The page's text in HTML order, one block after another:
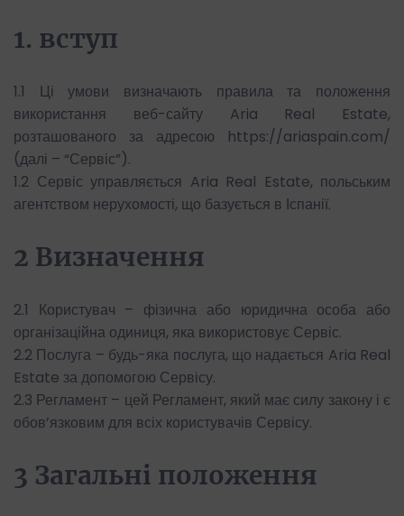
1. вступ
1.1 Ці умови визначають правила та положення
використання веб-сайту Aria Real Estate,
розташованого за адресою https://ariaspain.com/
(далі – “Сервіс”).
1.2 Сервіс управляється Aria Real Estate, польським
агентством нерухомості, що базується в Іспанії.
2 Визначення
2.1 Користувач – фізична або юридична особа або
організаційна одиниця, яка використовує Сервіс.
2.2 Послуга – будь-яка послуга, що надається Aria Real
Estate за допомогою Сервісу.
2.3 Регламент – цей Регламент, який має силу закону і є
обов’язковим для всіх користувачів Сервісу.
3 Загальні положення